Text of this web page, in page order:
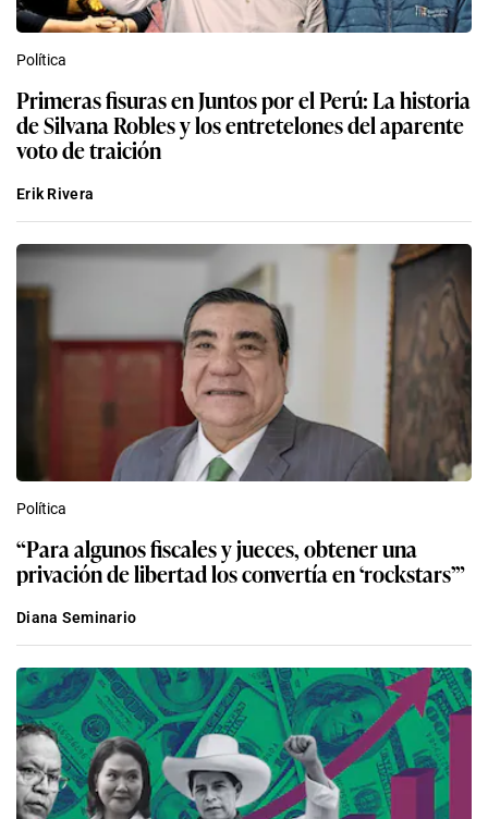
Política
Primeras fisuras en Juntos por el Perú: La historia
de Silvana Robles y los entretelones del aparente
voto de traición
Erik Rivera
Política
“Para algunos fiscales y jueces, obtener una
privación de libertad los convertía en ‘rockstars’”
Diana Seminario